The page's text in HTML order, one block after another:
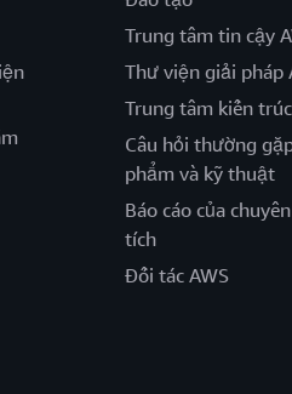
Trung tâm tin cậy
Thư viện giải pháp
Trung tâm kiến trúc
Câu hỏi thường
phẩm và kỹ thuật
Báo cáo của
tích
Đối tác AWS